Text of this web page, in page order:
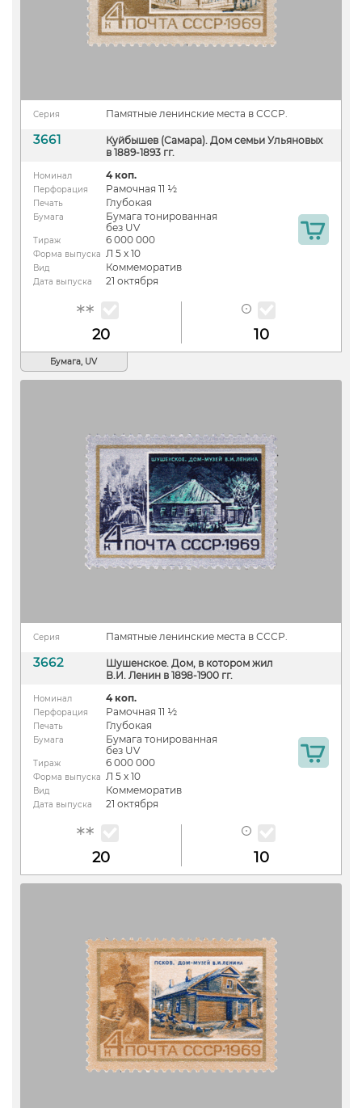
Серия Памятные ленинские места в СССР.
3661
Куйбышев (Самара). Дом семьи Ульяновых
в 1889-1893 гг.
Номинал 4 коп.
Перфорация Рамочная 11 ½
Печать Глубокая
Бумага
Бумага тонированная
без UV
Тираж 6 000 000
Форма выпуска Л 5 х 10
Вид Коммеморатив
Дата выпуска 21 октября
20 10
Бумага, UV
Серия Памятные ленинские места в СССР.
3662
Шушенское. Дом, в котором жил
В.И. Ленин в 1898-1900 гг.
Номинал 4 коп.
Перфорация Рамочная 11 ½
Печать Глубокая
Бумага
Бумага тонированная
без UV
Тираж 6 000 000
Форма выпуска Л 5 х 10
Вид Коммеморатив
Дата выпуска 21 октября
20 10